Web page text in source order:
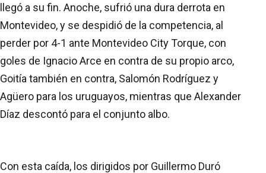
llegó a su fin. Anoche, sufrió una dura derrota en
Montevideo, y se despidió de la competencia, al
perder por 4-1 ante Montevideo City Torque, con
goles de Ignacio Arce en contra de su propio arco,
Goitía también en contra, Salomón Rodríguez y
Agüero para los uruguayos, mientras que Alexander
Díaz descontó para el conjunto albo.
Con esta caída, los dirigidos por Guillermo Duró